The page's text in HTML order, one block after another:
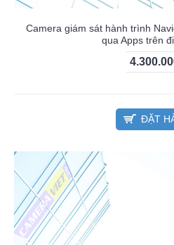
Camera giám sát hành trình
qua Apps trên
ĐẶT